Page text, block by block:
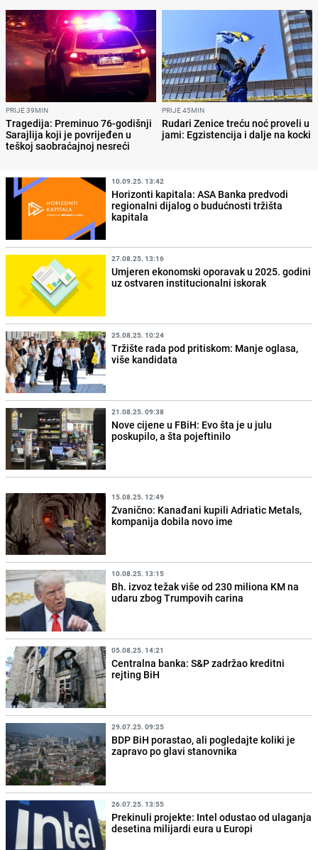
PRIJE 39MIN
Tragedija: Preminuo 76-godišnji
Sarajlija koji je povrijeđen u
teškoj saobraćajnoj nesreći
PRIJE 45MIN
Rudari Zenice treću noć proveli u
jami: Egzistencija i dalje na kocki
10.09.25. 13:42
Horizonti kapitala: ASA Banka predvodi
regionalni dijalog o budućnosti tržišta
kapitala
27.08.25. 13:16
Umjeren ekonomski oporavak u 2025. godini
uz ostvaren institucionalni iskorak
25.08.25. 10:24
Tržište rada pod pritiskom: Manje oglasa,
više kandidata
21.08.25. 09:38
Nove cijene u FBiH: Evo šta je u julu
poskupilo, a šta pojeftinilo
15.08.25. 12:49
Zvanično: Kanađani kupili Adriatic Metals,
kompanija dobila novo ime
10.08.25. 13:15
Bh. izvoz težak više od 230 miliona KM na
udaru zbog Trumpovih carina
05.08.25. 14:21
Centralna banka: S&P zadržao kreditni
rejting BiH
29.07.25. 09:25
BDP BiH porastao, ali pogledajte koliki je
zapravo po glavi stanovnika
26.07.25. 13:55
Prekinuli projekte: Intel odustao od ulaganja
desetina milijardi eura u Europi